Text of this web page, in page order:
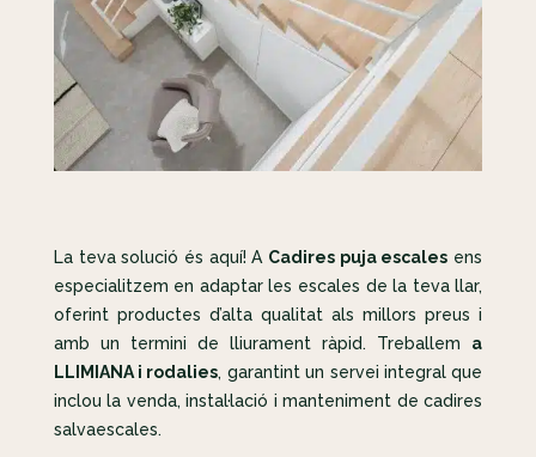
La teva solució és aquí! A Cadires puja escales ens
especialitzem en adaptar les escales de la teva llar,
oferint productes d’alta qualitat als millors preus i
amb un termini de lliurament ràpid. Treballem a
LLIMIANA i rodalies, garantint un servei integral que
inclou la venda, instal·lació i manteniment de cadires
salvaescales.